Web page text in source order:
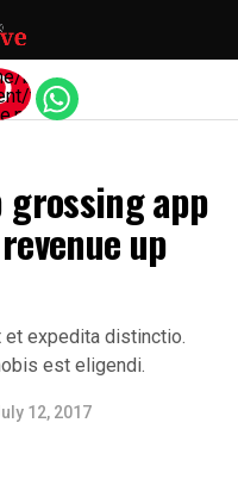
business/public_html/
themes/oerlive/amp-
:
to
business/public_html/
themes/oerlive/amp-
app
up
et expedita distinctio.
est eligendi.
12, 2017